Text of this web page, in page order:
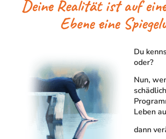
Deine Realität ist auf
Ebene eine
Du
oder?
Nun,
Leben
dann